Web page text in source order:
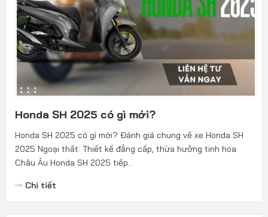
Honda SH 2025 có gì mới?
Honda SH 2025 có gì mới? Đánh giá chung về xe Honda SH
2025 Ngoại thất: Thiết kế đẳng cấp, thừa hưởng tinh hoa
Châu Âu Honda SH 2025 tiếp...
Chi tiết